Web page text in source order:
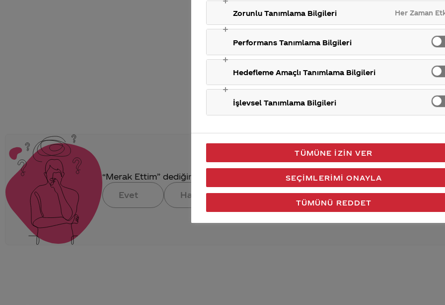
“Merak Ettim” dediğin konuya verdiğimiz cevap aklındaki soru işaretlerini giderdi
Evet
Hayır Gönder
Zorunlu Tanımlama Bilgileri Her Zaman
Performans Tanımlama Bilgileri
Hedefleme Amaçlı Tanımlama Bilgileri
İşlevsel Tanımlama Bilgileri
TÜMÜNE İZIN VER
TÜMÜNÜ REDDET
SEÇIMLERIMI ONAYLA